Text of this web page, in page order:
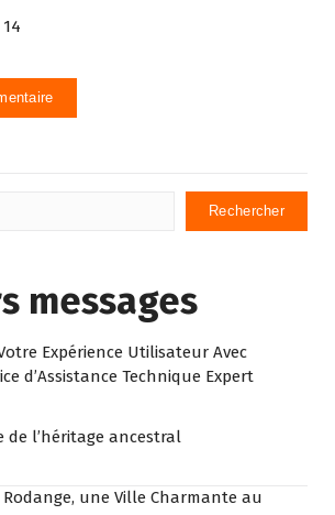
14
Rechercher
messages
Expérience Utilisateur Avec
d’Assistance Technique Expert
de l’héritage ancestral
Rodange, une Ville Charmante au